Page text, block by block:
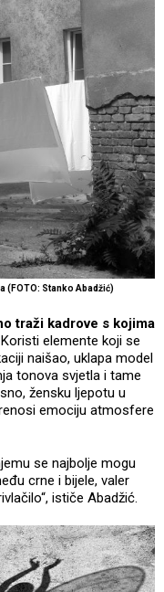
(FOTO: Stanko Abadžić)
traži kadrove s kojima
elemente koji se
naišao, uklapa model
tonova svjetla i tame
žensku ljepotu u
emociju atmosfere
se najbolje mogu
crne i bijele, valer
ističe Abadžić.